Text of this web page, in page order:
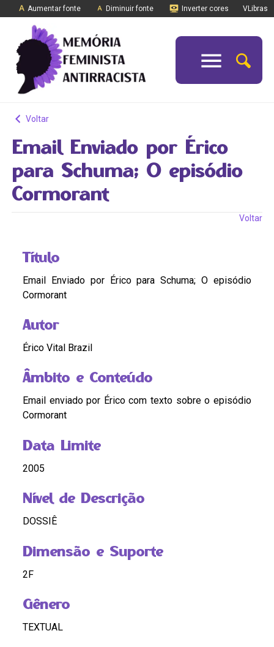
Aumentar fonte Diminuir fonte Inverter cores VLibras
Voltar
Email Enviado por Érico
para Schuma; O episódio
Cormorant
Voltar
Título
Email Enviado por Érico para Schuma; O episódio
Cormorant
Autor
Érico Vital Brazil
Âmbito e Conteúdo
Email enviado por Érico com texto sobre o episódio
Cormorant
Data Limite
2005
Nível de Descrição
DOSSIÊ
Dimensão e Suporte
2F
Gênero
TEXTUAL